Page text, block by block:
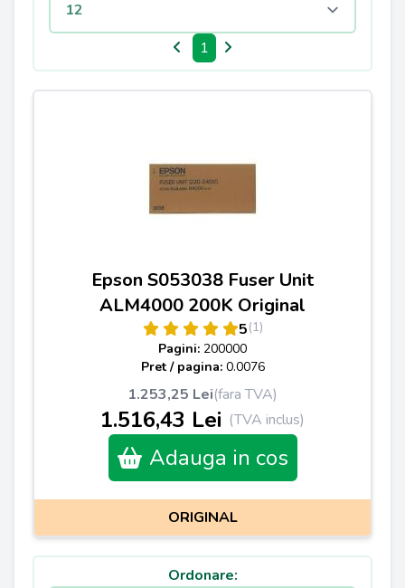
1
Epson S053038 Fuser Unit
ALM4000 200K Original
5(1)
Pagini: 200000
Pret / pagina: 0.0076
1.253,25 Lei(fara TVA)
1.516,43 Lei (TVA inclus)
Adauga in cos
ORIGINAL
Ordonare: